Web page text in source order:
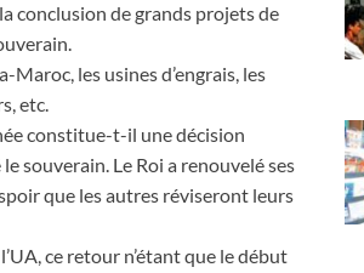
conclusion de grands projets de
les usines d’engrais, les
etc.
constitue-t-il une décision
souverain. Le Roi a renouvelé ses
que les autres réviseront leurs
ce retour n’étant que le début